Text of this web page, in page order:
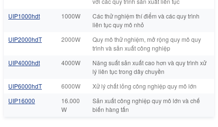
UIP1000hdt
1000W
Các thử nghiệm thí điểm và các quy trình
liên tục quy mô nhỏ
UIP2000hdT
2000W
Quy mô thử nghiệm, mở rộng quy mô quy
trình và sản xuất công nghiệp
UIP4000hdt
4000W
Năng suất sản xuất cao hơn và quy trình xử
lý liên tục trong dây chuyền
UIP6000hdT
6000W
Xử lý chất lỏng công nghiệp quy mô lớn
UIP16000
16.000
W
Sản xuất công nghiệp quy mô lớn và chế
biến hàng tấn